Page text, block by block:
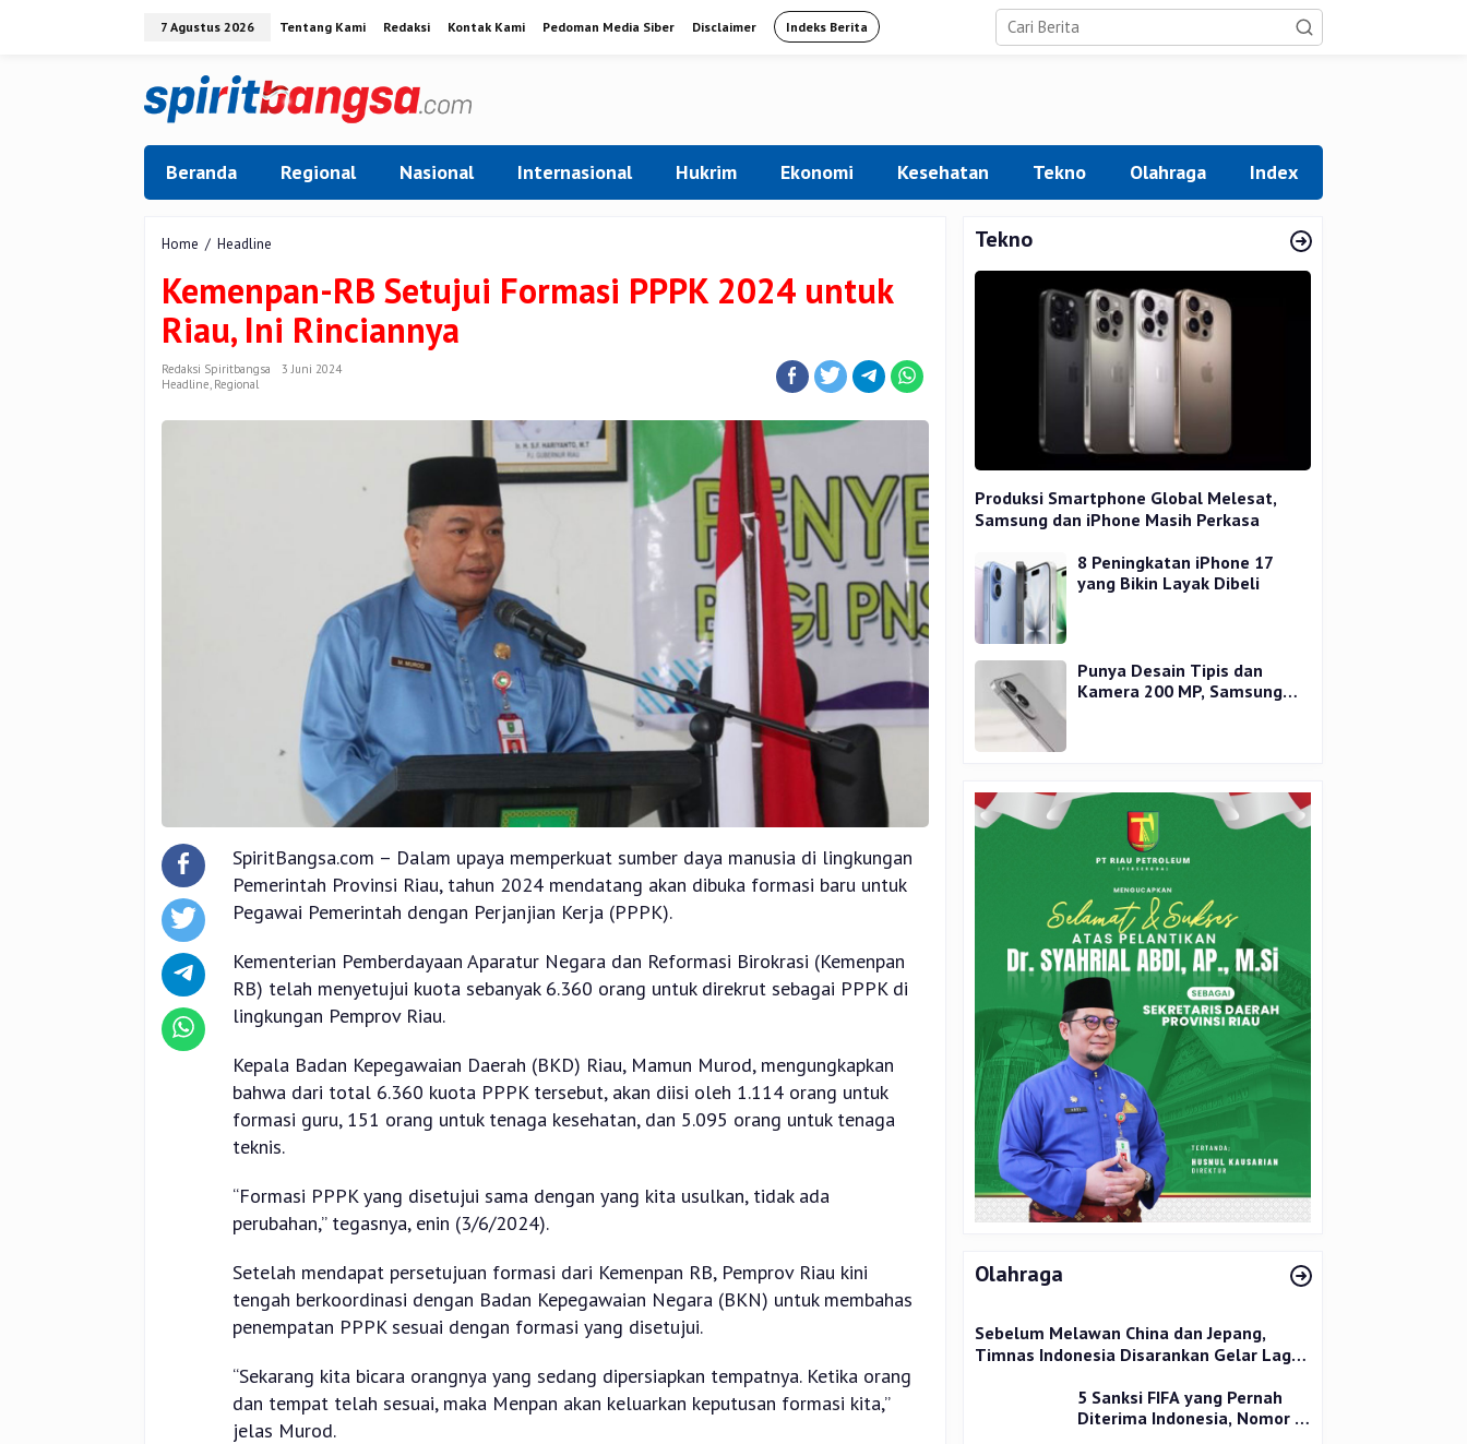
7 Agustus 2026 Tentang Kami Redaksi Kontak Kami Pedoman Media Siber Disclaimer Indeks Berita
Beranda Regional Nasional Internasional Hukrim Ekonomi Kesehatan Tekno Olahraga Index
Home / Headline
Setujui
Formasi
PPPK
2024
untuk
Kemenpan-RB Setujui Formasi PPPK 2024 untuk
Riau, Ini Rinciannya
Redaksi Spiritbangsa
3 Juni 2024
Headline, Regional
SpiritBangsa.com – Dalam upaya memperkuat sumber daya manusia di lingkungan
Pemerintah Provinsi Riau, tahun 2024 mendatang akan dibuka formasi baru untuk
Pegawai Pemerintah dengan Perjanjian Kerja (PPPK).
Kementerian Pemberdayaan Aparatur Negara dan Reformasi Birokrasi (Kemenpan
RB) telah menyetujui kuota sebanyak 6.360 orang untuk direkrut sebagai PPPK di
lingkungan Pemprov Riau.
Kepala Badan Kepegawaian Daerah (BKD) Riau, Mamun Murod, mengungkapkan
bahwa dari total 6.360 kuota PPPK tersebut, akan diisi oleh 1.114 orang untuk
formasi guru, 151 orang untuk tenaga kesehatan, dan 5.095 orang untuk tenaga
teknis.
“Formasi PPPK yang disetujui sama dengan yang kita usulkan, tidak ada
perubahan,” tegasnya, enin (3/6/2024).
Setelah mendapat persetujuan formasi dari Kemenpan RB, Pemprov Riau kini
tengah berkoordinasi dengan Badan Kepegawaian Negara (BKN) untuk membahas
penempatan PPPK sesuai dengan formasi yang disetujui.
“Sekarang kita bicara orangnya yang sedang dipersiapkan tempatnya. Ketika orang
dan tempat telah sesuai, maka Menpan akan keluarkan keputusan formasi kita,”
jelas Murod.
Tekno
Produksi Smartphone Global Melesat,
Samsung dan iPhone Masih Perkasa
8 Peningkatan iPhone 17
yang Bikin Layak Dibeli
Punya Desain Tipis dan
Kamera 200 MP, Samsung
Olahraga
Sebelum Melawan China dan Jepang,
Timnas Indonesia Disarankan Gelar Laga
5 Sanksi FIFA yang Pernah
Diterima Indonesia, Nomor 1